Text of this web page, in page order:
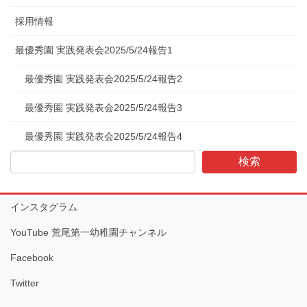
採用情報
最優秀園 実践発表会2025/5/24報告1
最優秀園 実践発表会2025/5/24報告2
最優秀園 実践発表会2025/5/24報告3
最優秀園 実践発表会2025/5/24報告4
検索
インスタグラム
YouTube 荒尾第一幼稚園チャンネル
Facebook
Twitter